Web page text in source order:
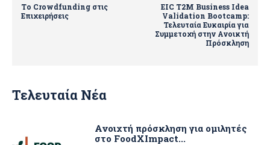
Το Crowdfunding στις
Επιχειρήσεις
EIC T2M Business Idea
Validation Bootcamp:
Τελευταία Ευκαιρία για
Συμμετοχή στην Ανοικτή
Πρόσκληση
Τελευταία Νέα
Ανοιχτή πρόσκληση για ομιλητές
στο FoodXImpact...